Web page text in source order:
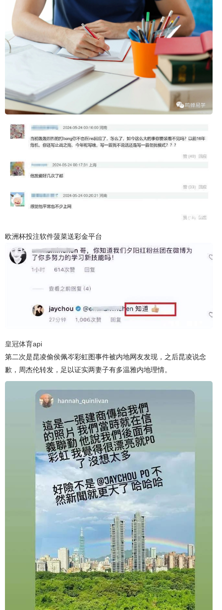
欧洲杯投注软件菠菜送彩金平台
皇冠体育api
第二次是昆凌偷侯佩岑彩虹图事件被内地网友发现，之后昆凌说念
歉，周杰伦转发，足以证实两妻子有多温雅内地理情。